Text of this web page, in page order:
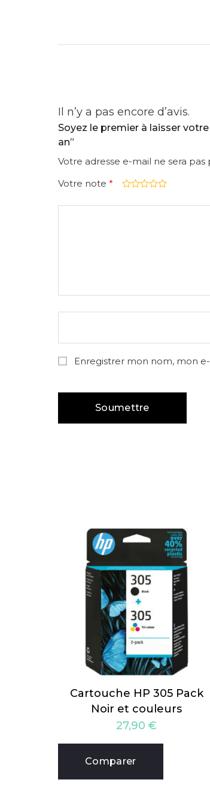
Il n’y a pas encore d’avis.
Soyez le premier à laisser votre
an”
Votre adresse e-mail ne sera pas
Votre note *
Enregistrer mon nom, mon
Cartouche HP 305 Pack
Noir et couleurs
27,90€
Comparer